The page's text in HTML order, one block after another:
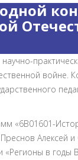
войне.
«6В01601-
Алексей
«Регионы в